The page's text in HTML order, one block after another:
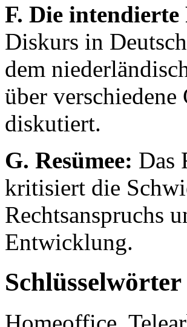
F. Die intendierte
Diskurs in
dem
über verschiedene
diskutiert.
G. Resümee: Das
kritisiert die
Rechtsanspruchs
Entwicklung.
Schlüsselwörter